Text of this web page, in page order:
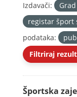
Izdavači:
registar šport
podataka:
Filtriraj
Športska